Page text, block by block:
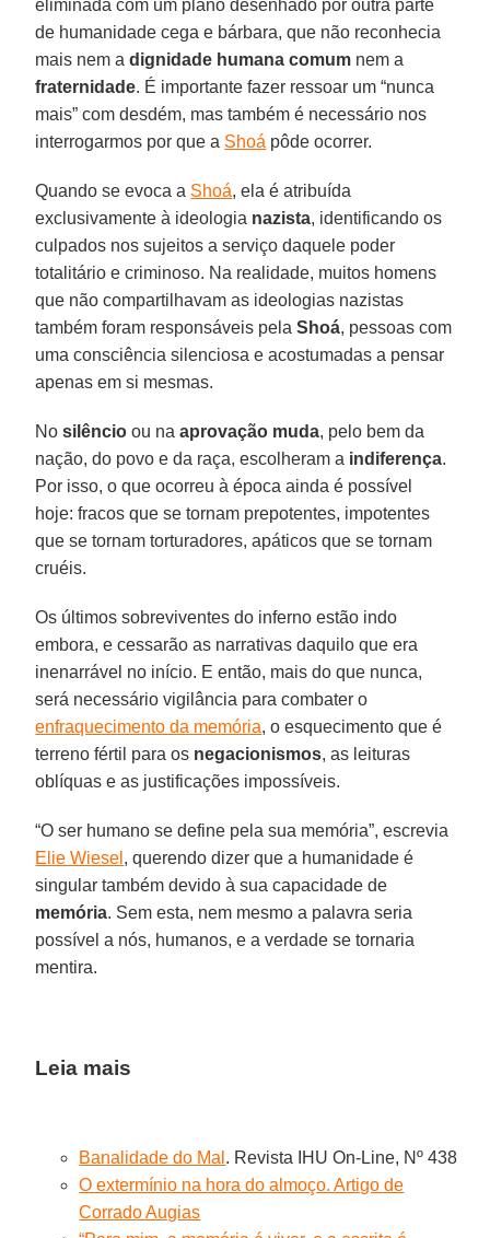
eliminada com um plano desenhado por outra parte
de humanidade cega e bárbara, que não reconhecia
mais nem adignidade humana comum nem a
fraternidade. É importante fazer ressoar um “nunca
mais” com desdém, mas também é necessário nos
interrogarmos por que a Shoá pôde ocorrer.
Quando se evoca a Shoá, ela é atribuída
exclusivamente à ideologia nazista, identificando os
culpados nos sujeitos a serviço daquele poder
totalitário e criminoso. Na realidade, muitos homens
que não compartilhavam as ideologias nazistas
também foram responsáveis pelaShoá, pessoas com
uma consciência silenciosa e acostumadas a pensar
apenas em si mesmas.
Nosilêncio ou naaprovação muda, pelo bem da
nação, do povo e da raça, escolheram a indiferença.
Por isso, o que ocorreu à época ainda é possível
hoje: fracos que se tornam prepotentes, impotentes
que se tornam torturadores, apáticos que se tornam
cruéis.
Os últimos sobreviventes do inferno estão indo
embora, e cessarão as narrativas daquilo que era
inenarrável no início. E então, mais do que nunca,
será necessário vigilância para combater o
enfraquecimento da memória, o esquecimento que é
terreno fértil para os negacionismos, as leituras
oblíquas e as justificações impossíveis.
“O ser humano se define pela sua memória”, escrevia
Elie Wiesel , querendo dizer que a humanidade é
singular também devido à sua capacidade de
memória. Sem esta, nem mesmo a palavra seria
possível a nós, humanos, e a verdade se tornaria
mentira.
Leia mais
Banalidade do Mal . Revista IHU On-Line, Nº 438
O extermínio na hora do almoço. Artigo de
Corrado Augias